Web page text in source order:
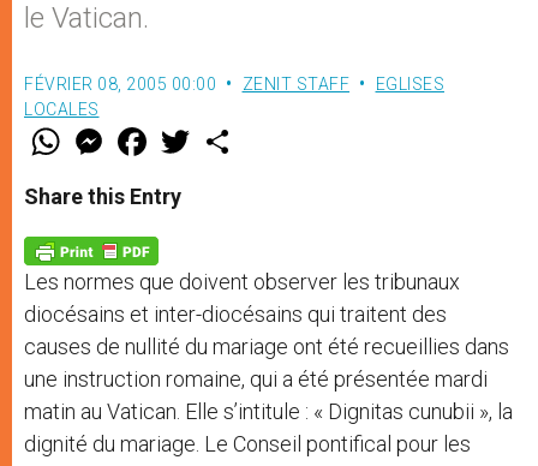
le Vatican.
FÉVRIER 08, 2005 00:00 ZENIT STAFF
EGLISES
LOCALES
W
t
s
p
p
M
e
s
e
g
e
r
F
a
e
b
o
k
w
Share this Entry
Les normes que doivent observer les tribunaux
diocésains et inter-diocésains qui traitent des
causes de nullité du mariage ont été recueillies dans
une instruction romaine, qui a été présentée mardi
matin au Vatican. Elle s’intitule : « Dignitas cunubii », la
dignité du mariage. Le Conseil pontifical pour les